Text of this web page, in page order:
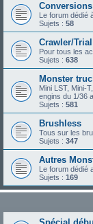
Le forum dédié
Sujets : 58
Crawler/Trial
Pour tous les
Sujets : 638
Monster
Mini LST, Mini-
engins du 1/36
Sujets : 581
Brushless
Tous sur les
Sujets : 347
Autres
Le forum dédié
Sujets : 169